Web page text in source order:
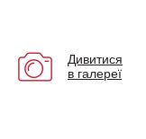
Дивитися
в галереї